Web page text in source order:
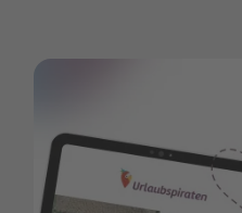
Bahnreisen in der Schweiz
Travel Know How
Silvesterreisen
Last Minute Urlaub Mallorca